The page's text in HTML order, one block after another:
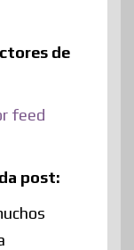
de
feed
post: